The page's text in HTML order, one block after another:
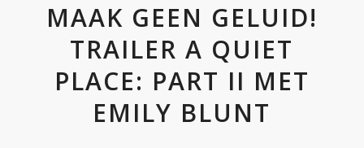
MAAK GEEN GELUID!
TRAILER A QUIET
PLACE: PART II MET
EMILY BLUNT